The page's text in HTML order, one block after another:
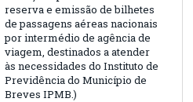
reserva e emissão de bilhetes
de passagens aéreas nacionais
por intermédio de agência de
viagem, destinados a atender
às necessidades do Instituto de
Previdência do Município de
Breves IPMB.)